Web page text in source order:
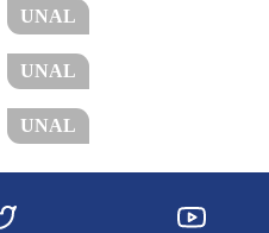
UNAL
UNAL
UNAL